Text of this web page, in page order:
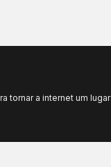
tornar a internet um lugar